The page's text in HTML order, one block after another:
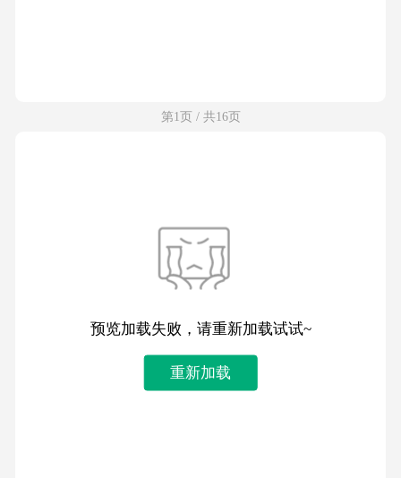
第1页 / 共16页
预览加载失败，请重新加载试试~
重新加载